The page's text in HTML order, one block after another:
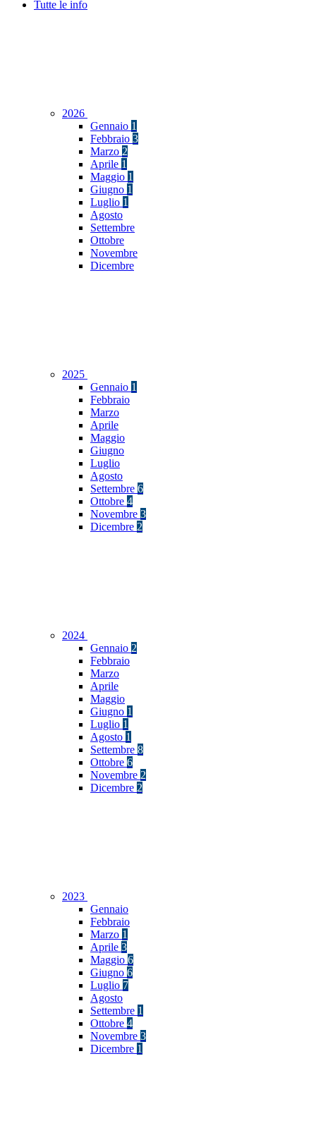
Tutte le info
2026
Gennaio 1
Febbraio 3
Marzo 2
Aprile 1
Maggio 1
Giugno 1
Luglio 1
Agosto
Settembre
Ottobre
Novembre
Dicembre
2025
Gennaio 1
Febbraio
Marzo
Aprile
Maggio
Giugno
Luglio
Agosto
Settembre 6
Ottobre 4
Novembre 3
Dicembre 2
2024
Gennaio 2
Febbraio
Marzo
Aprile
Maggio
Giugno 1
Luglio 1
Agosto 1
Settembre 8
Ottobre 6
Novembre 2
Dicembre 2
2023
Gennaio
Febbraio
Marzo 1
Aprile 3
Maggio 6
Giugno 6
Luglio 7
Agosto
Settembre 1
Ottobre 4
Novembre 3
Dicembre 1